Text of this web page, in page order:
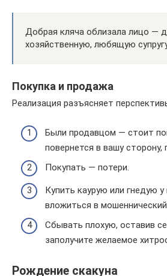
Добрая кляча облизала лицо —
хозяйственную, любящую
Покупка и продажа
Реализация разъясняет
Были продавцом — стоит
повернется в вашу сторону,
Покупать — потери.
Купить каурую или гнедую
вложиться в
Сбывать плохую, оставив
заполучите желаемое
Рождение скакуна